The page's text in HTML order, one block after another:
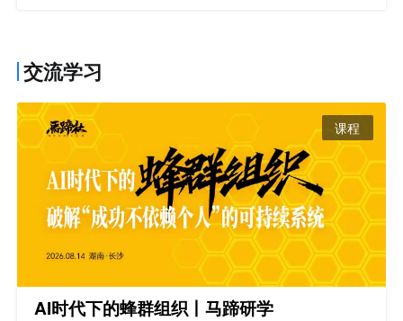
交流学习
课程
AI时代下的蜂群组织丨马蹄研学